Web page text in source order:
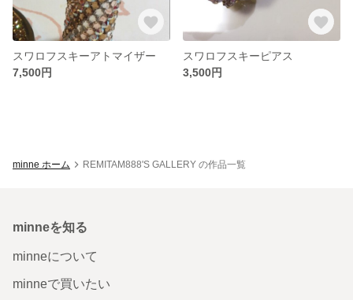
スワロフスキーアトマイザー
7,500円
スワロフスキーピアス
3,500円
minne ホーム REMITAM888'S GALLERY の作品一覧
minneを知る
minneについて
minneで買いたい